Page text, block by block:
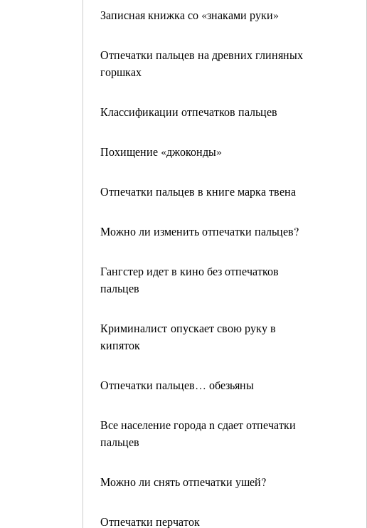
Записная книжка со «знаками руки»
Отпечатки пальцев на древних глиняных
горшках
Классификации отпечатков пальцев
Похищение «джоконды»
Отпечатки пальцев в книге марка твена
Можно ли изменить отпечатки пальцев?
Гангстер идет в кино без отпечатков
пальцев
Криминалист опускает свою руку в
кипяток
Отпечатки пальцев… обезьяны
Все население города n сдает отпечатки
пальцев
Можно ли снять отпечатки ушей?
Отпечатки перчаток